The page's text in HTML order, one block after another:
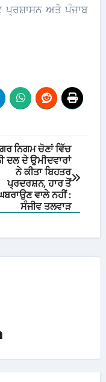
ਪ੍ਰਸ਼ਾਸਨ ਅਤੇ ਪੰਜਾਬ
ਨਿਗਮ ਚੋਣਾਂ ਵਿੱਚ
ਦਲ ਦੇ ਉਮੀਦਵਾਰਾਂ
ਨੇ ਕੀਤਾ ਬਿਹਤਰ
ਪ੍ਰਦਰਸ਼ਨ, ਹਾਰ ਤੋਂ
ਵਾਲੇ ਨਹੀਂ :
ਸੰਜੀਵ ਤਲਵਾੜ